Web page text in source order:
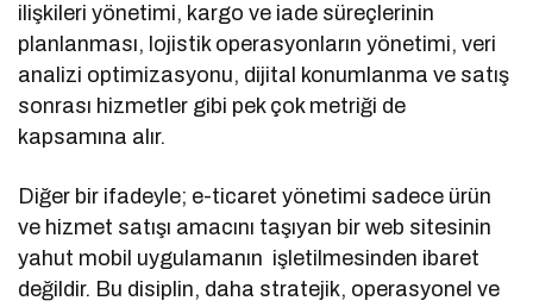
ilişkileri yönetimi, kargo ve iade süreçlerinin
planlanması, lojistik operasyonların yönetimi, veri
analizi optimizasyonu, dijital konumlanma ve satış
sonrası hizmetler gibi pek çok metriği de
kapsamına alır.
Diğer bir ifadeyle; e-ticaret yönetimi sadece ürün
ve hizmet satışı amacını taşıyan bir web sitesinin
yahut mobil uygulamanın işletilmesinden ibaret
değildir. Bu disiplin, daha stratejik, operasyonel ve